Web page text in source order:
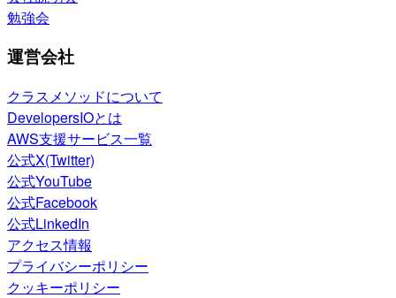
勉強会
運営会社
クラスメソッドについて
DevelopersIOとは
AWS支援サービス一覧
公式X(Twitter)
公式YouTube
公式Facebook
公式LinkedIn
アクセス情報
プライバシーポリシー
クッキーポリシー